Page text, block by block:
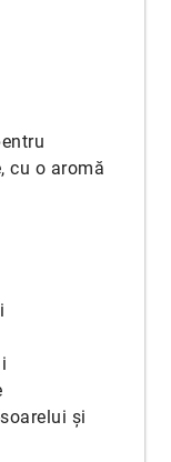
cu o aromă
și